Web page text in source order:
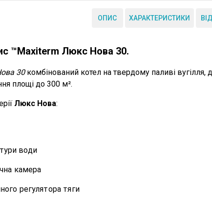
ОПИС ХАРАКТЕРИСТИКИ
™Maxiterm Люкс Нова 30.
30 комбінований котел на твердому паливі вугілля,
площі до 300 м².
Люкс Нова:
води
камера
регулятора тяги